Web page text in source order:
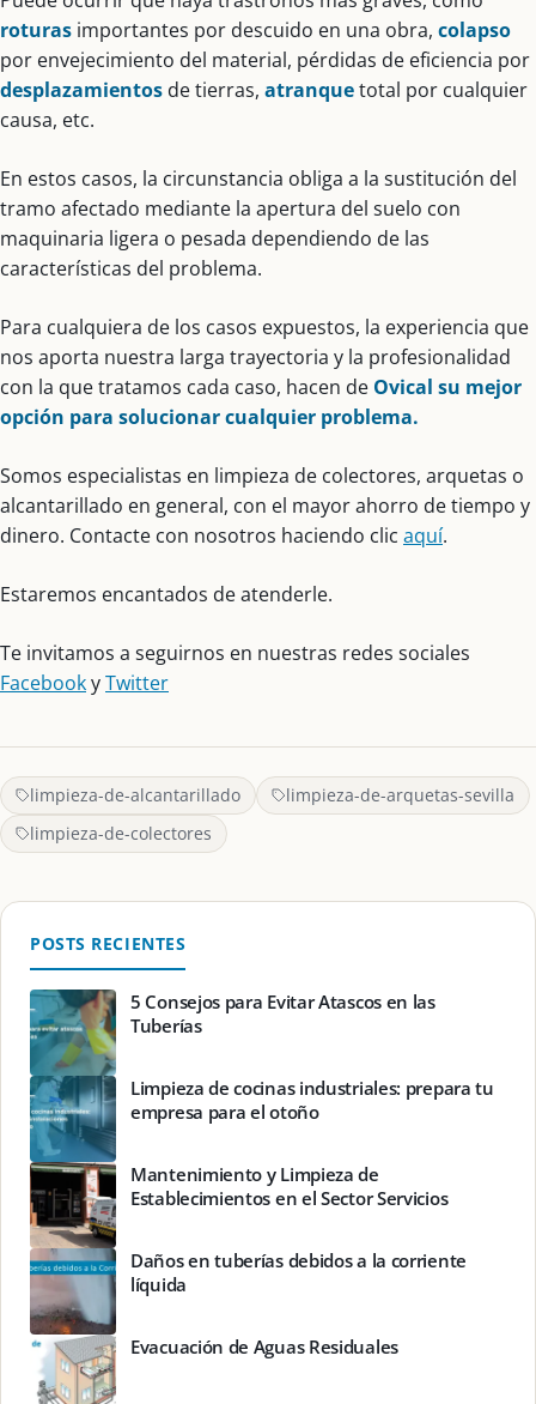
roturas importantes por descuido en una obra, colapso
por envejecimiento del material, pérdidas de eficiencia por
desplazamientos de tierras, atranquetotal por cualquier
causa, etc.
En estos casos, la circunstancia obliga a la sustitución del
tramo afectado mediante la apertura del suelo con
maquinaria ligera o pesada dependiendo de las
características del problema.
Para cualquiera de los casos expuestos, la experiencia que
nos aporta nuestra larga trayectoria y la profesionalidad
con la que tratamos cada caso, hacen de Ovical su mejor
opción para solucionar cualquier problema.
Somos especialistas en limpieza de colectores, arquetas o
alcantarillado en general, con el mayor ahorro de tiempo y
dinero. Contacte con nosotros haciendo clic aquí.
Estaremos encantados de atenderle.
Te invitamos a seguirnos en nuestras redes sociales
FacebookyTwitter
limpieza-de-alcantarillado
limpieza-de-arquetas-sevilla
limpieza-de-colectores
POSTS RECIENTES
5 Consejos para Evitar Atascos en las
Tuberías
Limpieza de cocinas industriales: prepara tu
empresa para el otoño
Mantenimiento y Limpieza de
Establecimientos en el Sector Servicios
Daños en tuberías debidos a la corriente
líquida
Evacuación de Aguas Residuales